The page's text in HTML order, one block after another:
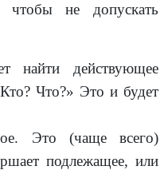
не допускать
найти действующее
Что?» Это и будет
Это (чаще всего)
подлежащее, или